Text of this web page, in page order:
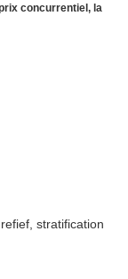
concurrentiel, la
stratification